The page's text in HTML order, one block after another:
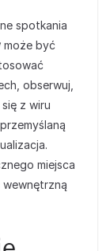
spotkania
może być
obserwuj,
z wiru
miejsca